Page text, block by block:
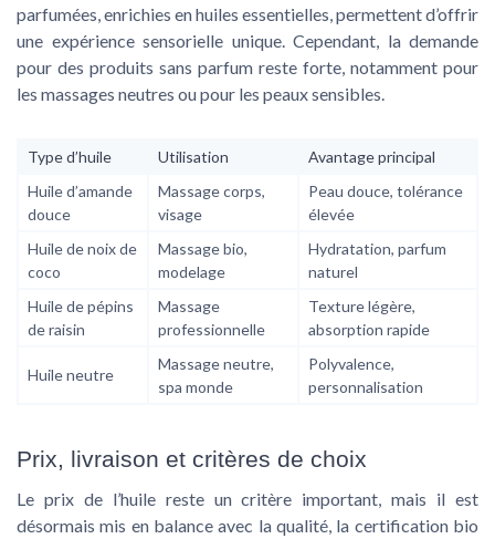
parfumées, enrichies en huiles essentielles, permettent d’offrir
une expérience sensorielle unique. Cependant, la demande
pour des produits sans parfum reste forte, notamment pour
les massages neutres ou pour les peaux sensibles.
Type d’huile Utilisation
Avantage principal
Huile d’amande
douce
Massage corps,
visage
Peau douce, tolérance
élevée
Huile de noix de
coco
Massage bio,
modelage
Hydratation, parfum
naturel
Huile de pépins
de raisin
Massage
professionnelle
Texture légère,
absorption rapide
Huile neutre
Massage neutre,
spa monde
Polyvalence,
personnalisation
Prix, livraison et critères de choix
Le prix de l’huile reste un critère important, mais il est
désormais mis en balance avec la qualité, la certification bio